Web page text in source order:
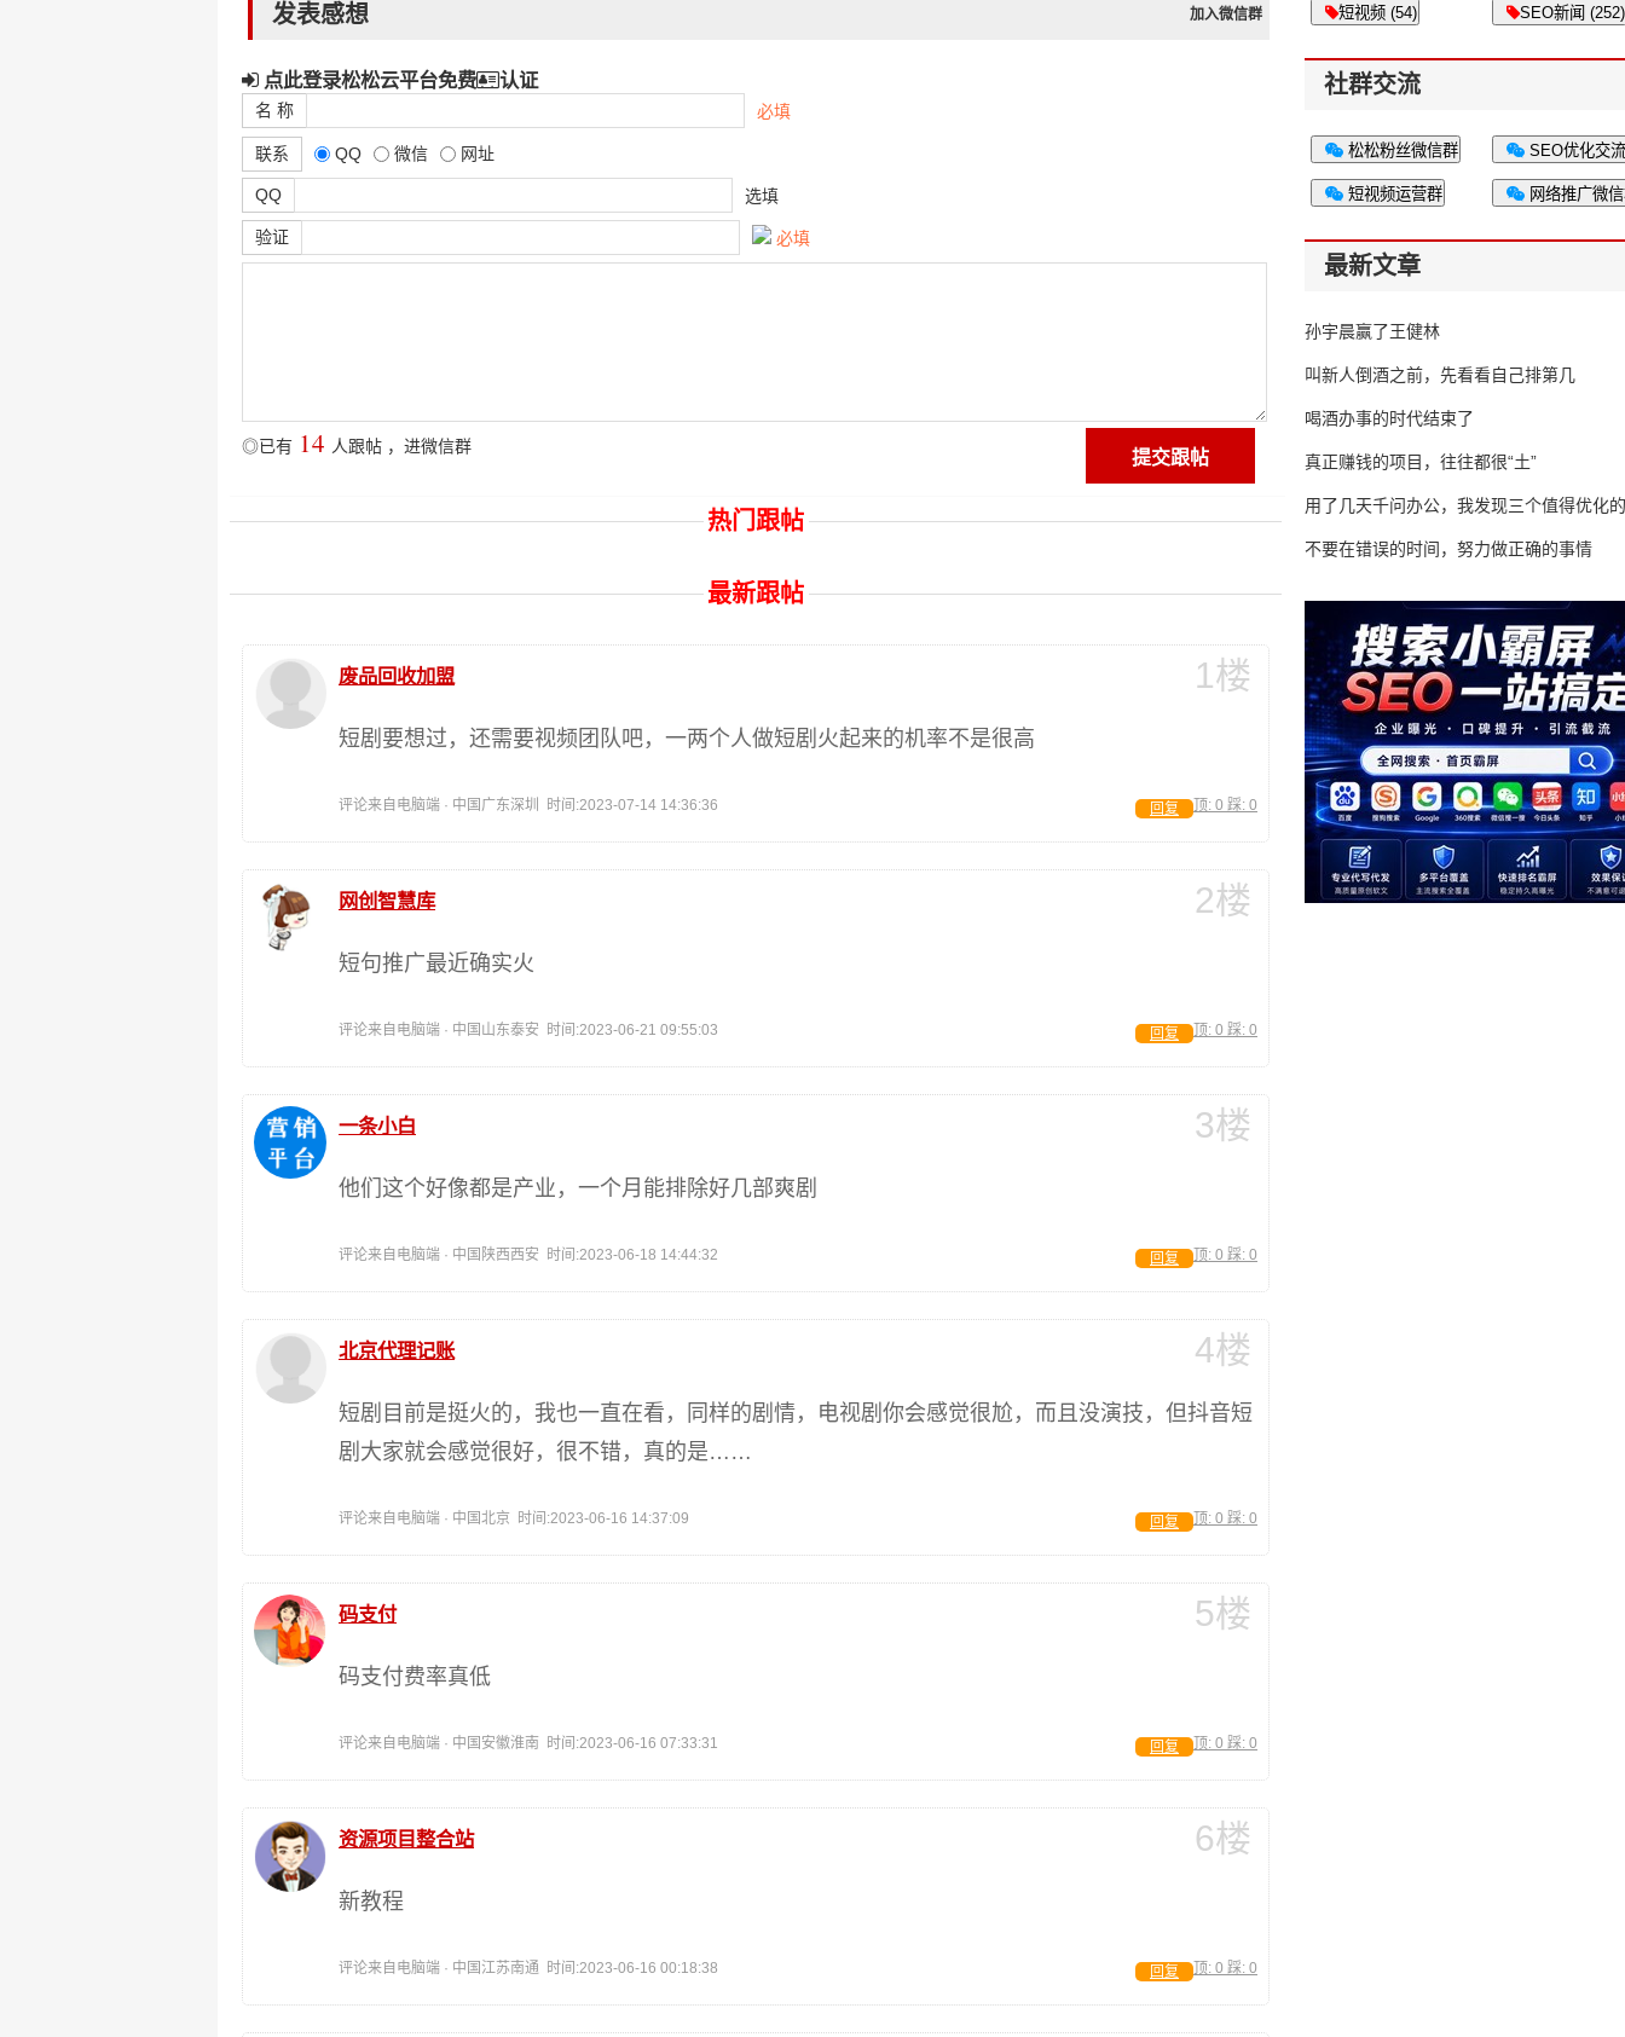
发表感想 加入微信群
点此登录松松云平台免费 认证
名 称 必填
联系 QQ 微信 网址
QQ 选填
验证 必填
◎已有 14 人跟帖 ， 进微信群
热门跟帖
最新跟帖
1楼
废品回收加盟
短剧要想过，还需要视频团队吧，一两个人做短剧火起来的机率不是很高
评论来自电脑端 · 中国广东深圳 时间:2023-07-14 14:36:36 顶: 0 踩: 0
回复
2楼
网创智慧库
短句推广最近确实火
评论来自电脑端 · 中国山东泰安 时间:2023-06-21 09:55:03 顶: 0 踩: 0
回复
3楼
一条小白
他们这个好像都是产业，一个月能排除好几部爽剧
评论来自电脑端 · 中国陕西西安 时间:2023-06-18 14:44:32 顶: 0 踩: 0
回复
4楼
北京代理记账
短剧目前是挺火的，我也一直在看，同样的剧情，电视剧你会感觉很尬，而且没演技，但抖音短
剧大家就会感觉很好，很不错，真的是……
评论来自电脑端 · 中国北京 时间:2023-06-16 14:37:09 顶: 0 踩: 0
回复
5楼
码支付
码支付费率真低
评论来自电脑端 · 中国安徽淮南 时间:2023-06-16 07:33:31 顶: 0 踩: 0
回复
6楼
资源项目整合站
新教程
评论来自电脑端 · 中国江苏南通 时间:2023-06-16 00:18:38 顶: 0 踩: 0
回复
短视频 (54) SEO新闻 (252)
社群交流
松松粉丝微信群 SEO优化交
短视频运营群 网络推广微
最新文章
孙宇晨赢了王健林
叫新人倒酒之前，先看看自己排第几
喝酒办事的时代结束了
真正赚钱的项目，往往都很“土”
用了几天千问办公，我发现三个值得优化
不要在错误的时间，努力做正确的事情